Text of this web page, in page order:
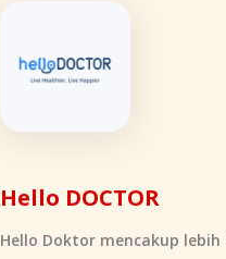
Hello DOCTOR
Hello Doktor mencakup lebih